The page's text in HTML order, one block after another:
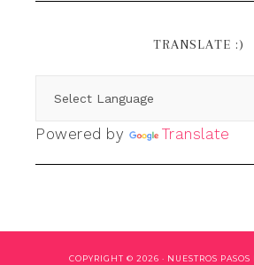
TRANSLATE :)
Powered by Translate
COPYRIGHT © 2026 · NUESTROS